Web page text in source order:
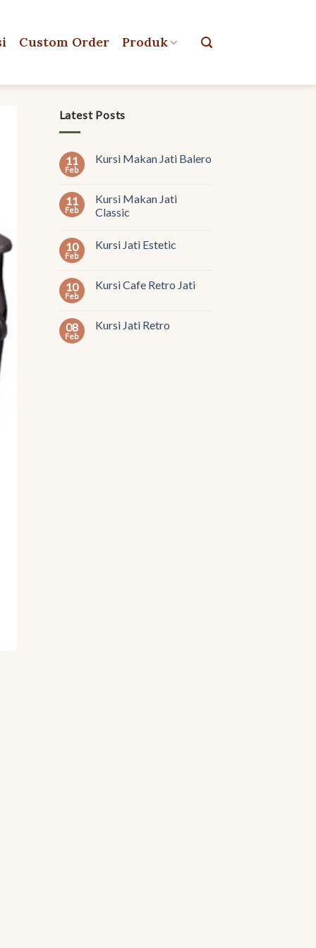
Custom Order Produk
Latest Posts
11
Feb
Kursi Makan Jati Balero
11
Feb
Kursi Makan Jati
Classic
10
Feb
Kursi Jati Estetic
10
Feb
Kursi Cafe Retro Jati
08
Feb
Kursi Jati Retro